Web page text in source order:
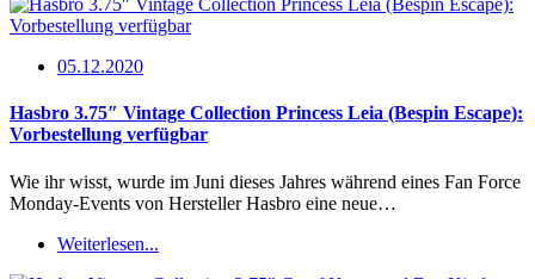
05.12.2020
Hasbro 3.75″ Vintage Collection Princess Leia (Bespin Escape):
Vorbestellung verfügbar
Wie ihr wisst, wurde im Juni dieses Jahres während eines Fan Force
Monday-Events von Hersteller Hasbro eine neue…
Weiterlesen...